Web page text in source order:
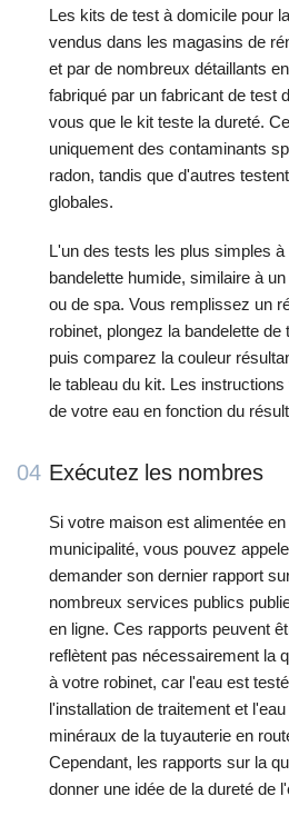
Les kits de test à domicile pour
vendus dans les magasins de
et par de nombreux détaillants
fabriqué par un fabricant de test
vous que le kit teste la dureté.
uniquement des contaminants
radon, tandis que d'autres
globales.
L'un des tests les plus simples
bandelette humide, similaire à
ou de spa. Vous remplissez un
robinet, plongez la bandelette
puis comparez la couleur
le tableau du kit. Les
de votre eau en fonction du
04 Exécutez les nombres
Si votre maison est alimentée
municipalité, vous pouvez
demander son dernier rapport
nombreux services publics
en ligne. Ces rapports peuvent
reflètent pas nécessairement la
à votre robinet, car l'eau est
l'installation de traitement et
minéraux de la tuyauterie en
Cependant, les rapports sur la
donner une idée de la dureté de